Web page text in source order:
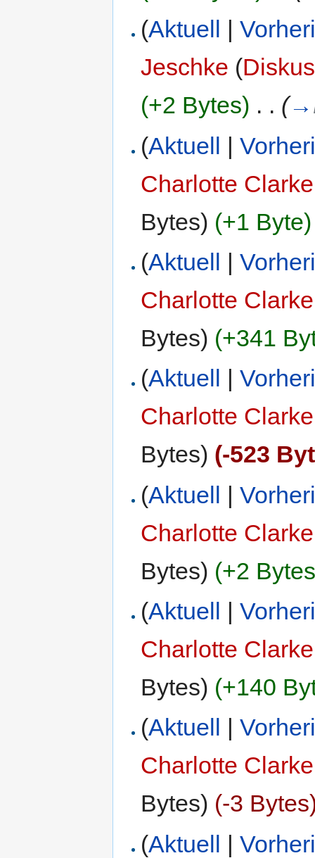
(Aktuell |
Jeschke (
(+2 Bytes) . . (→
(Aktuell |
Charlotte Clarke
Bytes) (+1 Byte)
(Aktuell |
Charlotte Clarke
Bytes) (+341
(Aktuell |
Charlotte Clarke
Bytes) (-523
(Aktuell |
Charlotte Clarke
Bytes) (+2
(Aktuell |
Charlotte Clarke
Bytes) (+140
(Aktuell |
Charlotte Clarke
Bytes) (-3
(Aktuell |